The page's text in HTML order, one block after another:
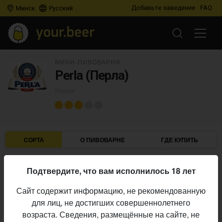
Минск Русский Добавьте заведение FAQ
Perla (Перла)
СОРТА О ПИВОВАРНЕ ГДЕ КУПИТЬ
ABV ДАТА В ПРОДАЖЕ
PERLA (ПЕРЛА)
Чешское барное бочковое
Подтвердите, что вам исполнилось 18 лет
Сайт содержит информацию, не рекомендованную
для лиц, не достигших совершеннолетнего
возраста. Сведения, размещённые на сайте, не